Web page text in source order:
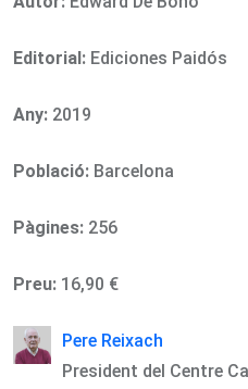
Editorial: Ediciones Paidós
Any: 2019
Població: Barcelona
Pàgines: 256
Preu: 16,90 €
Pere Reixach
President del Centre